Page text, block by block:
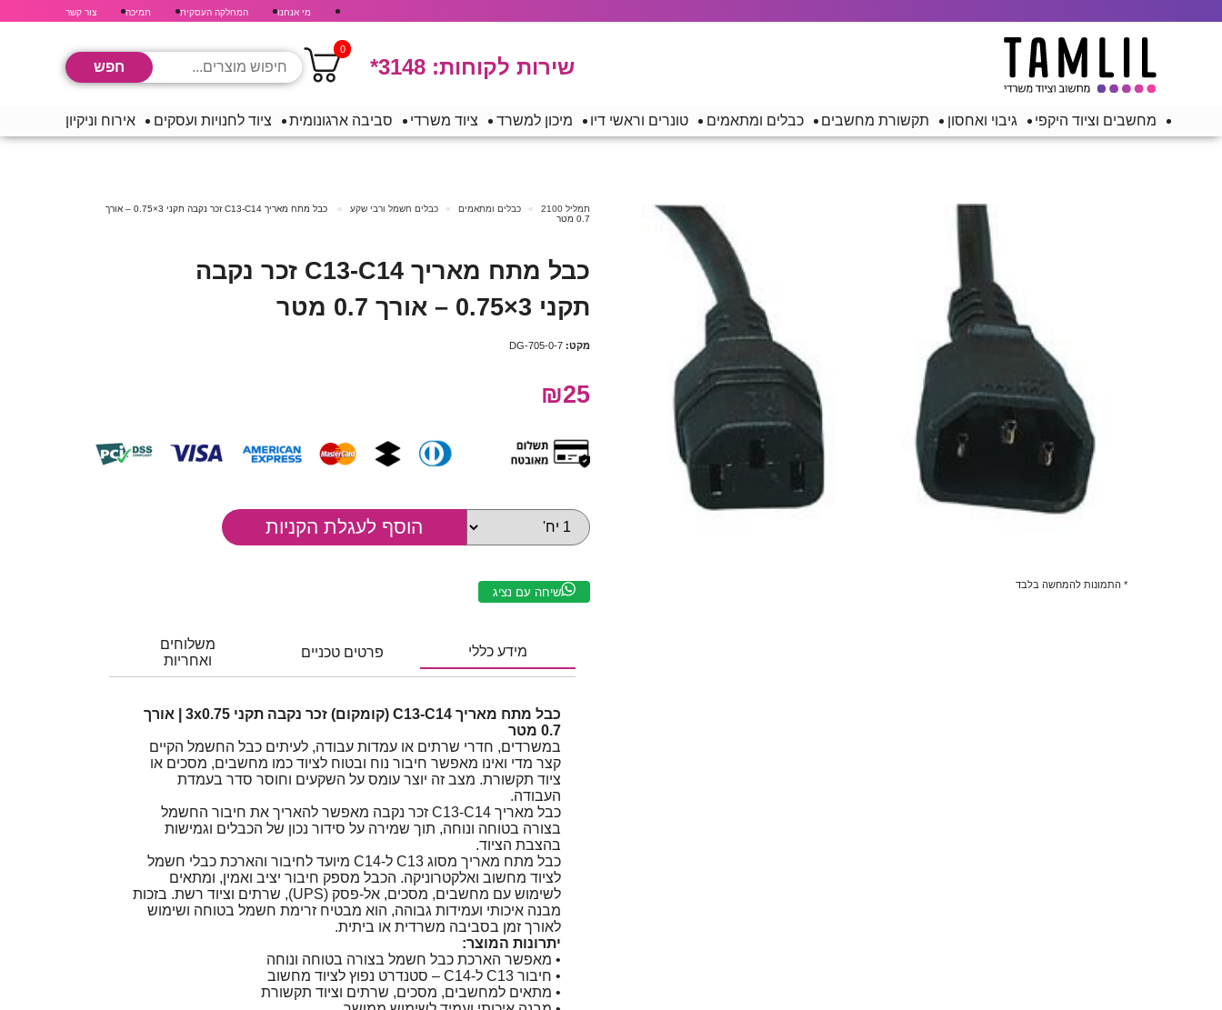
מי אנחנו המחלקה העסקית תמיכה צור קשר
שירות לקוחות: *3148
0
מחשבים וציוד היקפי גיבוי ואחסון תקשורת מחשבים כבלים ומתאמים טונרים וראשי דיו מיכון למשרד ציוד משרדי סביבה ארגונומית ציוד לחנויות ועסקים אירוח וניקיון
* התמונות להמחשה בלבד
תמליל 2100 כבלים ומתאמים כבלים חשמל ורבי שקע
כבל מתח מאריך C13-C14 זכר נקבה תקני 3×0.75 – אורך
0.7 מטר
כבל מתח מאריך C13-C14 זכר נקבה
תקני 3×0.75 – אורך 0.7 מטר
מקט: DG-705-0-7
₪25
שיחה עם נציג
מידע כללי פרטים טכניים
משלוחים
ואחריות
כבל מתח מאריך C13-C14 (קומקום) זכר נקבה תקני 3x0.75 | אורך
0.7 מטר
במשרדים, חדרי שרתים או עמדות עבודה, לעיתים כבל החשמל הקיים
קצר מדי ואינו מאפשר חיבור נוח ובטוח לציוד כמו מחשבים, מסכים או
ציוד תקשורת. מצב זה יוצר עומס על השקעים וחוסר סדר בעמדת
העבודה.
כבל מאריך C13-C14 זכר נקבה מאפשר להאריך את חיבור החשמל
בצורה בטוחה ונוחה, תוך שמירה על סידור נכון של הכבלים וגמישות
בהצבת הציוד.
כבל מתח מאריך מסוג C13 ל-C14 מיועד לחיבור והארכת כבלי חשמל
לציוד מחשוב ואלקטרוניקה. הכבל מספק חיבור יציב ואמין, ומתאים
לשימוש עם מחשבים, מסכים, אל-פסק (UPS), שרתים וציוד רשת. בזכות
מבנה איכותי ועמידות גבוהה, הוא מבטיח זרימת חשמל בטוחה ושימוש
לאורך זמן בסביבה משרדית או ביתית.
יתרונות המוצר:
• מאפשר הארכת כבל חשמל בצורה בטוחה ונוחה
• חיבור C13 ל-C14 – סטנדרט נפוץ לציוד מחשוב
• מתאים למחשבים, מסכים, שרתים וציוד תקשורת